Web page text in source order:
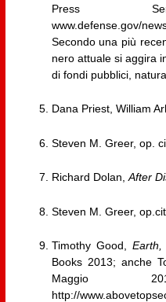
Press
www.defense.gov/
Secondo una più
nero attuale si aggira
di fondi pubblici,
Dana Priest, William
Steven M. Greer, op.
Richard Dolan,After
Steven M. Greer,
Timothy Good,
Books 2013; anche
http://